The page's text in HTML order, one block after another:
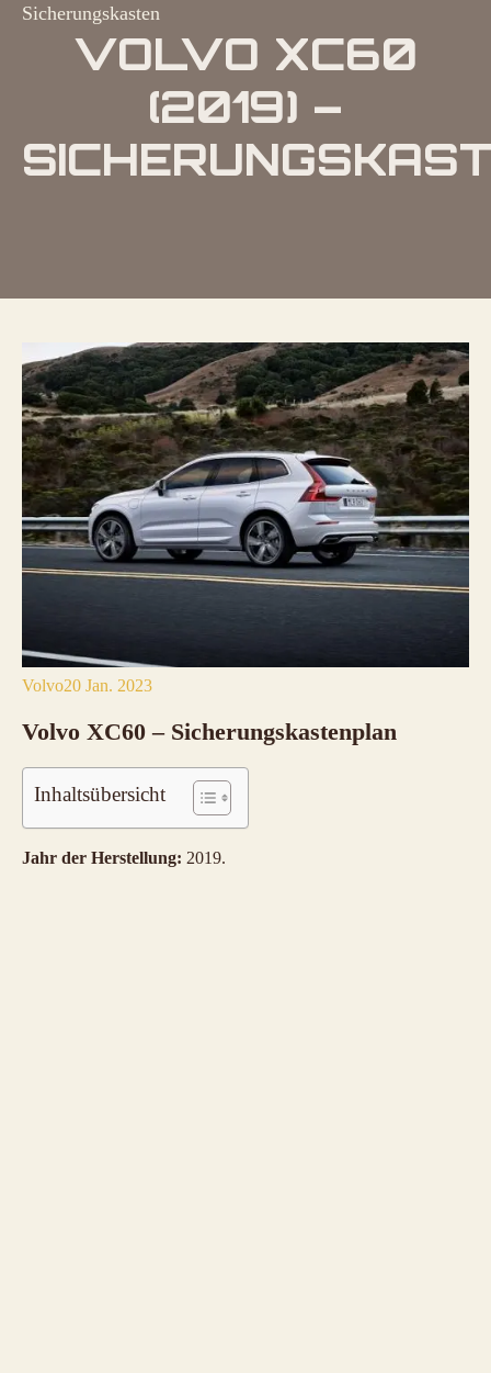
Sicherungskasten
VOLVO XC60
(2019) –
Volvo20 Jan. 2023
Volvo XC60 – Sicherungskastenplan
Inhaltsübersicht
Jahr der Herstellung: 2019.